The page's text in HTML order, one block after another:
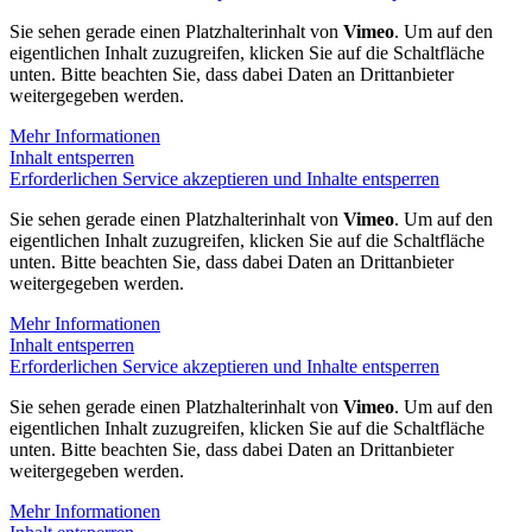
Sie sehen gerade einen Platzhalterinhalt von Vimeo. Um auf den
eigentlichen Inhalt zuzugreifen, klicken Sie auf die Schaltfläche
unten. Bitte beachten Sie, dass dabei Daten an Drittanbieter
weitergegeben werden.
Mehr Informationen
Inhalt entsperren
Erforderlichen Service akzeptieren und Inhalte entsperren
Sie sehen gerade einen Platzhalterinhalt von Vimeo. Um auf den
eigentlichen Inhalt zuzugreifen, klicken Sie auf die Schaltfläche
unten. Bitte beachten Sie, dass dabei Daten an Drittanbieter
weitergegeben werden.
Mehr Informationen
Inhalt entsperren
Erforderlichen Service akzeptieren und Inhalte entsperren
Sie sehen gerade einen Platzhalterinhalt von Vimeo. Um auf den
eigentlichen Inhalt zuzugreifen, klicken Sie auf die Schaltfläche
unten. Bitte beachten Sie, dass dabei Daten an Drittanbieter
weitergegeben werden.
Mehr Informationen